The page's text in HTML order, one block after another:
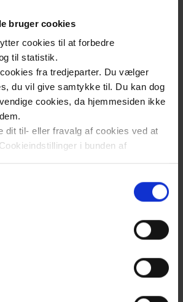
bruger cookies
cookies til at forbedre
til statistik.
fra tredjeparter. Du vælger
du vil give samtykke til. Du kan dog
cookies, da hjemmesiden ikke
dit til- eller fravalg af cookies ved at
i bunden af
af cookies på vores hjemmeside
behandling af personoplysninger
til en inspirerende og
hvor du kan få et indblik i
ungdomsuddannelse
sommerfest på
deltagende for en vellykket
om forskningsprojektet
i Naturen"